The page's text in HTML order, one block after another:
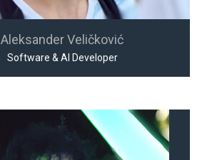
Aleksander Veličković
Software & AI Developer